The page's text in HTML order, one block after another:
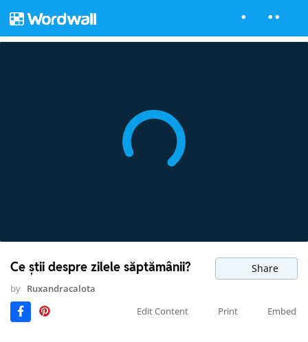
Ce știi despre zilele săptămânii? Share
by Ruxandracalota
Edit Content
Print Embed